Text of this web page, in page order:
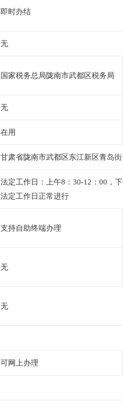
即时办结
无
国家税务总局陇南市武都区税务局
无
在用
甘肃省陇南市武都区东江新区青岛
法定工作日：上午8：30-12：00，
法定工作日正常进行
支持自助终端办理
无
无
可网上办理